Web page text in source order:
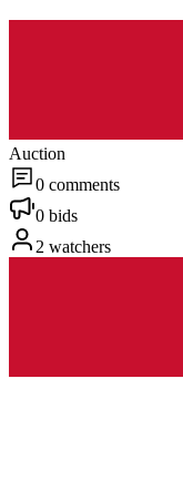
Auction
0 comments
0 bids
2 watchers